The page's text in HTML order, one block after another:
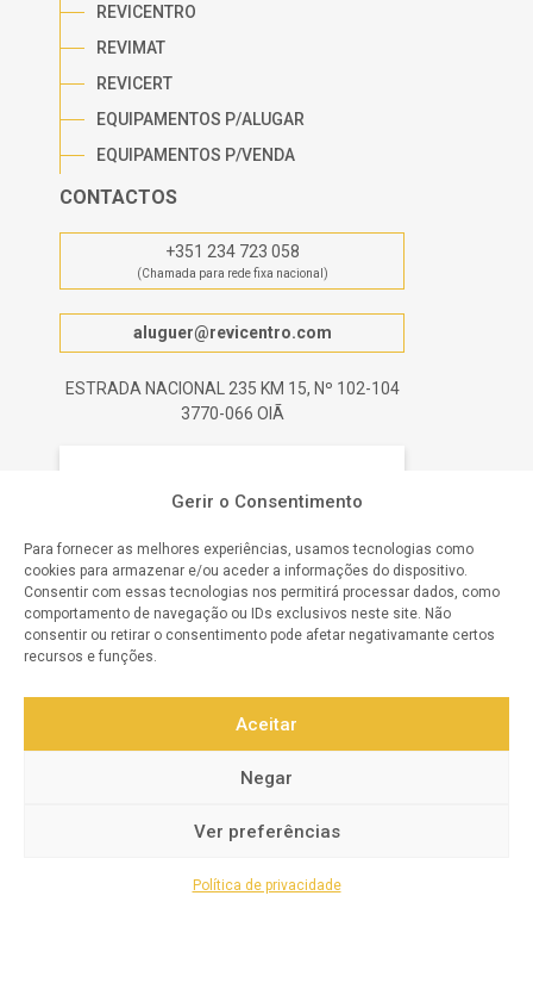
Gerir o Consentimento
Para fornecer as melhores experiências, usamos tecnologias como
cookies para armazenar e/ou aceder a informações do dispositivo.
Consentir com essas tecnologias nos permitirá processar dados, como
comportamento de navegação ou IDs exclusivos neste site. Não
consentir ou retirar o consentimento pode afetar negativamante certos
recursos e funções.
Aceitar
Negar
Ver preferências
Política de privacidade
REVICENTRO
REVIMAT
REVICERT
EQUIPAMENTOS P/ALUGAR
EQUIPAMENTOS P/VENDA
CONTACTOS
+351 234 723 058
(Chamada para rede fixa nacional)
aluguer@revicentro.com
ESTRADA NACIONAL 235 KM 15, Nº 102-104
3770-066 OIÃ
Satisfação do Cliente
Qualidade Garantida
Atendimento Personalizado
Confiança e Segurança
Transparência e Integridade